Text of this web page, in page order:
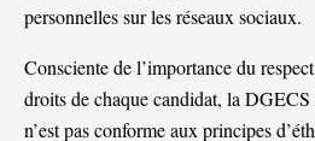
personnelles sur les réseaux sociaux.
Consciente de l’importance du
droits de chaque candidat, la
n’est pas conforme aux principes